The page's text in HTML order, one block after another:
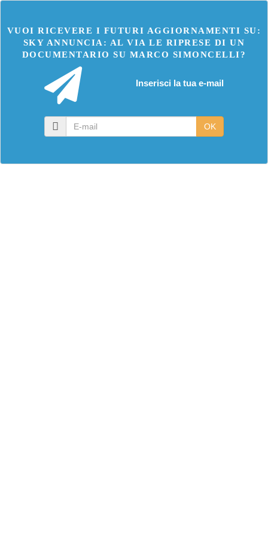
VUOI RICEVERE I FUTURI AGGIORNAMENTI SU:
SKY ANNUNCIA: AL VIA LE RIPRESE DI UN
DOCUMENTARIO SU MARCO SIMONCELLI?
Inserisci la tua e-mail
OK